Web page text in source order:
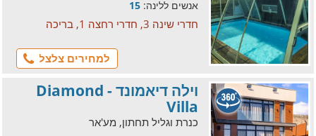
אנשים ללינה: 15
חדרי שינה 3, חדרי רחצה 1, בריכה
למחירים צלצל
וילה דיאמונד - Diamond
Villa
כנרת וגליל תחתון, מע'אר